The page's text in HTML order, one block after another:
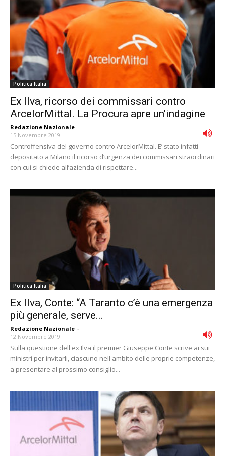
Politica Italia
Ex Ilva, ricorso dei commissari contro
ArcelorMittal. La Procura apre un’indagine
Redazione Nazionale -
15 Novembre 2019
Controffensiva del governo contro ArcelorMittal. E’ stato infatti
depositato a Milano il ricorso d’urgenza dei commissari straordinari
con cui si chiede all’azienda di rispettare...
Politica Italia
Ex Ilva, Conte: “A Taranto c’è una emergenza
più generale, serve...
Redazione Nazionale -
12 Novembre 2019
Sulla questione dell'ex Ilva il premier Giuseppe Conte scrive ai sui
ministri per invitarli, ciascuno nell'ambito delle proprie competenze,
a presentare al prossimo consiglio...